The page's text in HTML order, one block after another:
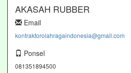
AKASAH RUBBER
Email
kontraktorolahragaindonesia@gmail.com
Ponsel
081351894500